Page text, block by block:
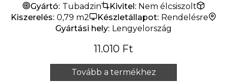
Gyártó: Tubadzin Kivitel: Nem élcsiszolt
Kiszerelés: 0,79 m2 Készletállapot: Rendelésre
Gyártási hely: Lengyelország
11.010 Ft
Tovább a termékhez